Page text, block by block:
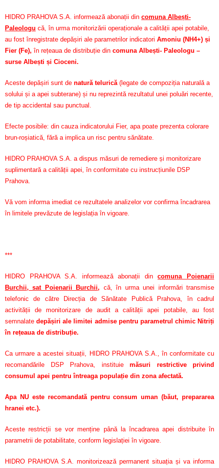
HIDRO PRAHOVA S.A. informează abonații din comuna Albești-
Paleologu că, în urma monitorizării operaționale a calității apei potabile,
au fost înregistrate depășiri ale parametrilor indicatori Amoniu (NH4+) și
Fier (Fe), în rețeaua de distribuție din comuna Albești- Paleologu –
surse Albești și Cioceni.
Aceste depășiri sunt de natură telurică (legate de compoziția naturală a
solului și a apei subterane) și nu reprezintă rezultatul unei poluări recente,
de tip accidental sau punctual.
Efecte posibile: din cauza indicatorului Fier, apa poate prezenta colorare
brun-roșiatică, fără a implica un risc pentru sănătate.
HIDRO PRAHOVA S.A. a dispus măsuri de remediere și monitorizare
suplimentară a calității apei, în conformitate cu instrucțiunile DSP
Prahova.
Vă vom informa imediat ce rezultatele analizelor vor confirma încadrarea
în limitele prevăzute de legislația în vigoare.
***
HIDRO PRAHOVA S.A. informează abonații dincomuna Poienarii
Burchii, sat Poienarii Burchii, că, în urma unei informări transmise
telefonic de către Direcția de Sănătate Publică Prahova, în cadrul
activității de monitorizare de audit a calității apei potabile, au fost
semnalatedepășiri ale limitei admise pentru parametrul chimic Nitriți
în rețeaua de distribuție.
Ca urmare a acestei situații, HIDRO PRAHOVA S.A., în conformitate cu
recomandările DSP Prahova, instituie măsuri restrictive privind
consumul apei pentru întreaga populație din zona afectată.
Apa NU este recomandată pentru consum uman (băut, prepararea
hranei etc.).
Aceste restricții se vor menține până la încadrarea apei distribuite în
parametrii de potabilitate, conform legislației în vigoare.
HIDRO PRAHOVA S.A. monitorizează permanent situația și va informa